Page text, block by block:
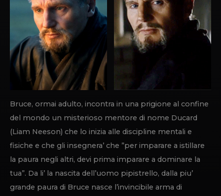
Bruce, ormai adulto, incontra in una prigione al confine
del mondo un misterioso mentore di nome Ducard
(Liam Neeson) che lo inizia alle discipline mentali e
fisiche e che gli insegnera’ che ”per imparare a istillare
la paura negli altri, devi prima imparare a dominare la
tua”. Da li’ la nascita dell’uomo pipistrello, dalla piu’
grande paura di Bruce nasce l’invincibile arma di